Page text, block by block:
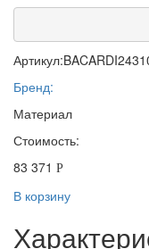
Артикул:
Бренд:
Материал
Стоимость:
83 371 Р
В корзину